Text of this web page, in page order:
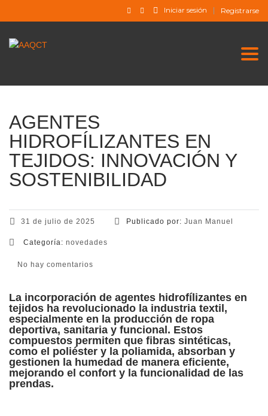
Iniciar sesión Registrarse
AGENTES
HIDROFÍLIZANTES EN
TEJIDOS: INNOVACIÓN Y
SOSTENIBILIDAD
31 de julio de 2025 Publicado por: Juan Manuel
Categoría: novedades
No hay comentarios
La incorporación de agentes hidrofílizantes en
tejidos ha revolucionado la industria textil,
especialmente en la producción de ropa
deportiva, sanitaria y funcional. Estos
compuestos permiten que fibras sintéticas,
como el poliéster y la poliamida, absorban y
gestionen la humedad de manera eficiente,
mejorando el confort y la funcionalidad de las
prendas.